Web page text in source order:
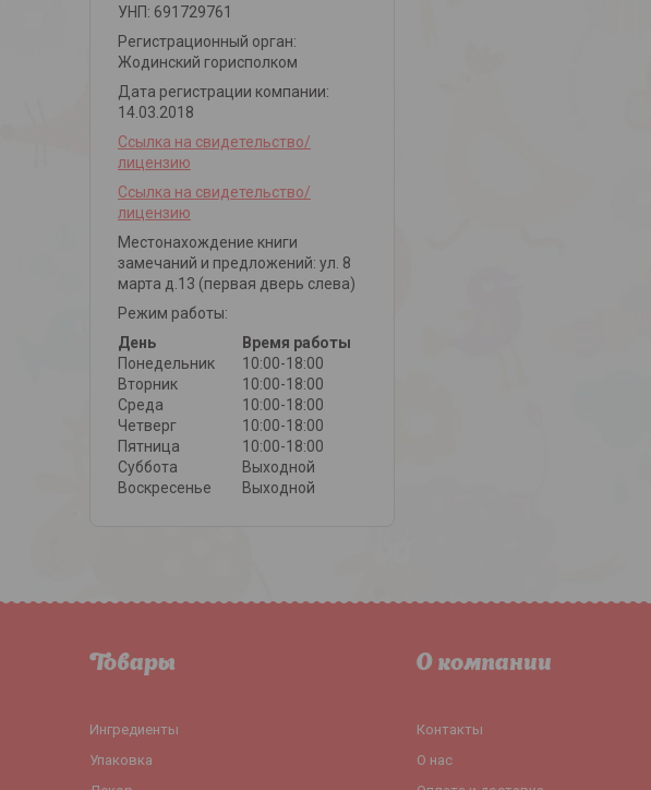
УНП: 691729761
Регистрационный орган:
Жодинский горисполком
Дата регистрации компании:
14.03.2018
Ссылка на свидетельство/
лицензию
Ссылка на свидетельство/
лицензию
Местонахождение книги
замечаний и предложений: ул. 8
марта д.13 (первая дверь слева)
Режим работы:
День
Время работы
Понедельник
10:00-18:00
Вторник
10:00-18:00
Среда
10:00-18:00
Четверг
10:00-18:00
Пятница
10:00-18:00
Суббота
Выходной
Воскресенье
Выходной
Товары
Ингредиенты
Упаковка
О компании
Контакты
О нас